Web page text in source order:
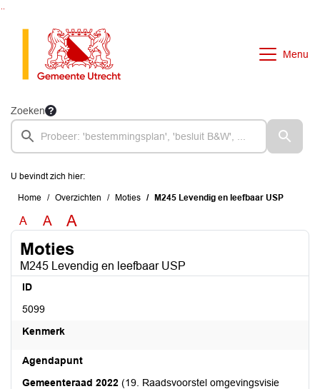
Menu
Zoeken
U bevindt zich hier:
Home Overzichten Moties M245 Levendig en leefbaar USP
A A A
Moties
M245 Levendig en leefbaar USP
ID
5099
Kenmerk
Agendapunt
Gemeenteraad 2022 (19. Raadsvoorstel omgevingsvisie